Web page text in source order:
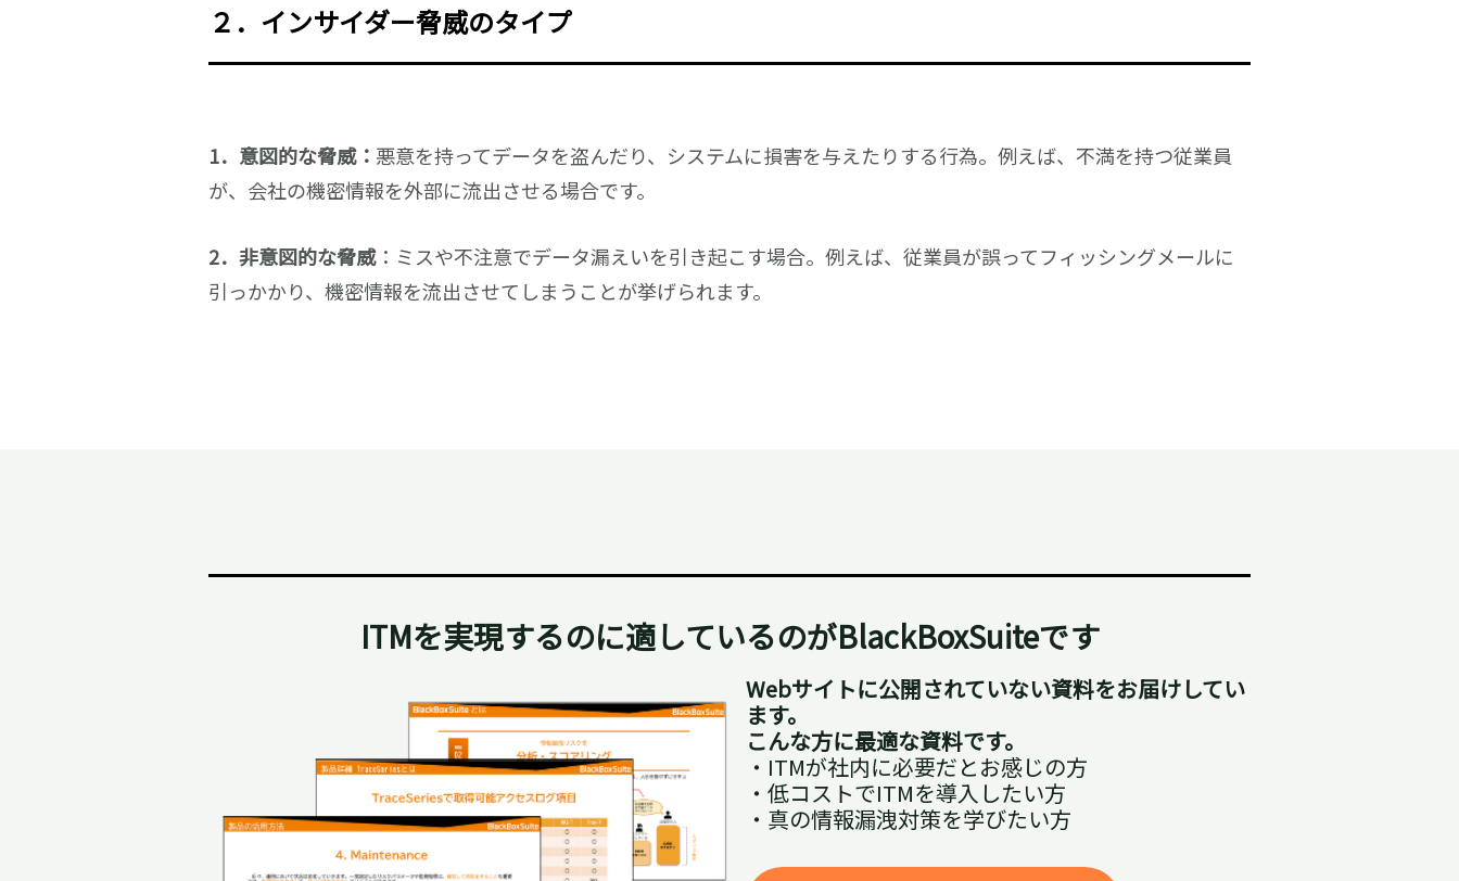
２． インサイダー脅威のタイプ
1．意図的な脅威： 悪意を持ってデータを盗んだり、システムに損害を与えたりする行為。例えば、不満を持つ従業員
が、会社の機密情報を外部に流出させる場合です。
2．非意図的な脅威：ミスや不注意でデータ漏えいを引き起こす場合。例えば、従業員が誤ってフィッシングメールに
引っかかり、機密情報を流出させてしまうことが挙げられます。
ITMを実現するのに適しているのがBlackBoxSuiteです
Webサイトに公開されていない資料をお届けしてい
ます。
こんな方に最適な資料です。
・ITMが社内に必要だとお感じの方
・低コストでITMを導入したい方
・真の情報漏洩対策を学びたい方